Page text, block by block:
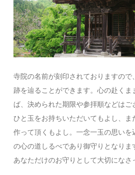
寺院の名前が刻印されておりますので
跡を辿ることができます。心の赴くま
ば、決められた期限や参拝順などはご
ひと玉をお持ちいただいてもよし、ま
作って頂くもよし。一念一玉の思いを
の心の道しるべであり御守りとなりま
あなただけのお守りとして大切になさ